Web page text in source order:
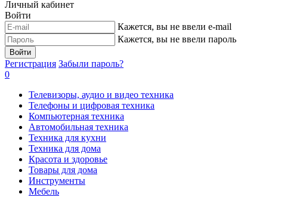
Личный кабинет
Войти
Кажется, вы не ввели e-mail
Кажется, вы не ввели пароль
Войти
Регистрация Забыли пароль?
0
Телевизоры, аудио и видео техника
Телефоны и цифровая техника
Компьютерная техника
Автомобильная техника
Техника для кухни
Техника для дома
Красота и здоровье
Товары для дома
Инструменты
Мебель